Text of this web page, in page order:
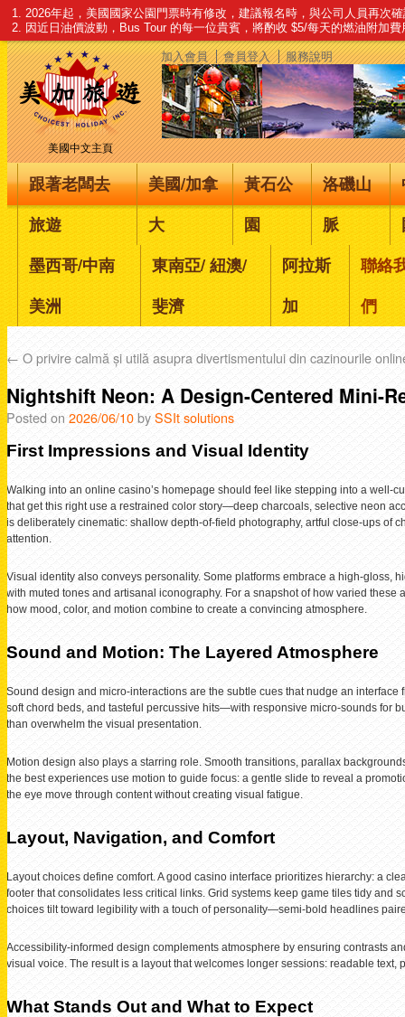
美國中文主頁
加入會員 會員登入 服務說明
跟著老闆去
旅遊
美國/加拿
大
黃石公
園
洛磯山
脈
墨西哥/中南
美洲
東南亞/ 紐澳/
斐濟
阿拉斯
加
聯絡
們
← O privire calmă și utilă asupra divertismentului din cazinourile
Nightshift Neon: A Design-Centered Mini-
Posted on 2026/06/10 by SSIt solutions
First Impressions and Visual Identity
Walking into an online casino’s homepage should feel like stepping into a well-
that get this right use a restrained color story—deep charcoals, selective neon
is deliberately cinematic: shallow depth-of-field photography, artful close-ups
attention.
Visual identity also conveys personality. Some platforms embrace a high-gloss,
with muted tones and artisanal iconography. For a snapshot of how varied
how mood, color, and motion combine to create a convincing atmosphere.
Sound and Motion: The Layered Atmosphere
Sound design and micro-interactions are the subtle cues that nudge an
soft chord beds, and tasteful percussive hits—with responsive micro-sounds for
than overwhelm the visual presentation.
Motion design also plays a starring role. Smooth transitions, parallax
the best experiences use motion to guide focus: a gentle slide to reveal a
the eye move through content without creating visual fatigue.
Layout, Navigation, and Comfort
Layout choices define comfort. A good casino interface prioritizes hierarchy: a
footer that consolidates less critical links. Grid systems keep game tiles tidy
choices tilt toward legibility with a touch of personality—semi-bold headlines
Accessibility-informed design complements atmosphere by ensuring contrasts
visual voice. The result is a layout that welcomes longer sessions: readable
What Stands Out and What to Expect
1. 2026年起，美國國家公園門票時有修改，建議報名時，與公司人員再次
2. 因近日油價波動，Bus Tour 的每一位貴賓，將酌收 $5/每天的燃油附加